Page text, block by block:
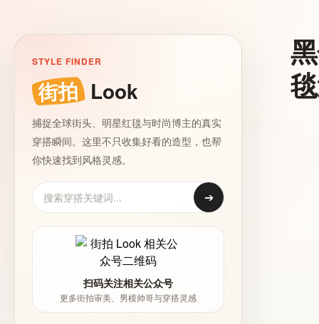
STYLE FINDER
街拍 Look
捕捉全球街头、明星红毯与时尚博主的真实
穿搭瞬间。这里不只收集好看的造型，也帮
你快速找到风格灵感。
➔
扫码关注相关公众号
更多街拍审美、男模帅哥与穿搭灵感